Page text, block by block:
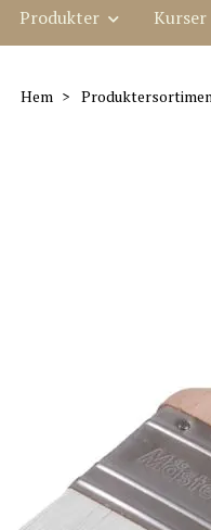
Produkter Kurser
Hem